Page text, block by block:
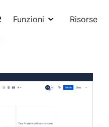
Funzioni
Risorse